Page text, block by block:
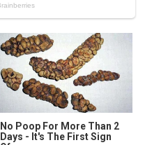
No Poop For More Than 2
Days - It's The First Sign